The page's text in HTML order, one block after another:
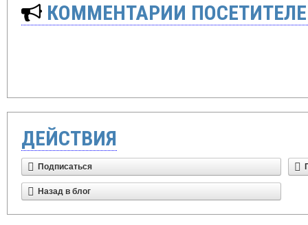
КОММЕНТАРИИ
ДЕЙСТВИЯ
Подписаться
Назад в блог